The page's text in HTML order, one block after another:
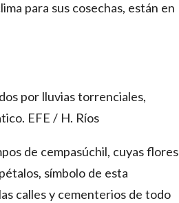
para sus cosechas, están en
por lluvias torrenciales,
EFE / H. Ríos
de cempasúchil, cuyas flores
símbolo de esta
calles y cementerios de todo